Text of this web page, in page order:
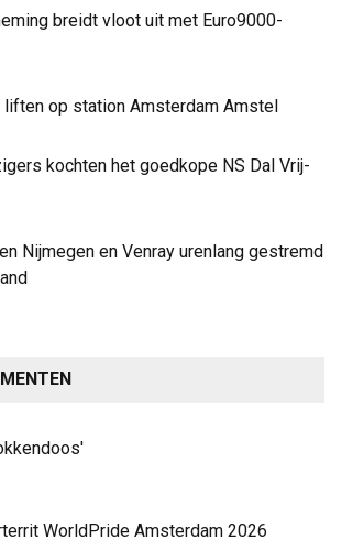
breidt vloot uit met Euro9000-
liften op station Amsterdam Amstel
kochten het goedkope NS Dal Vrij-
Nijmegen en Venray urenlang gestremd
WorldPride Amsterdam 2026